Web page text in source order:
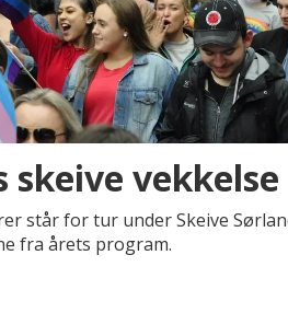
skeive vekkelse
står for tur under Skeive
fra årets program.